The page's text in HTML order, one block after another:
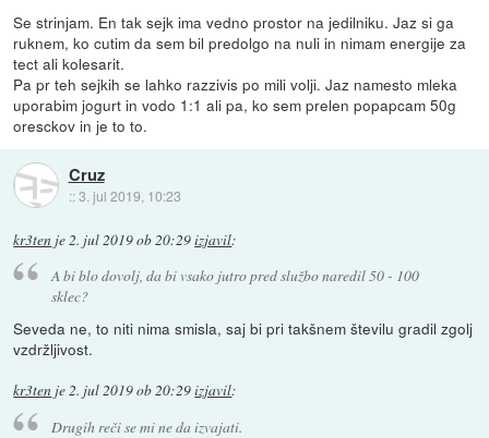
Se strinjam. En tak sejk ima vedno prostor na jedilniku. Jaz si ga
ruknem, ko cutim da sem bil predolgo na nuli in nimam energije za
tect ali kolesarit.
Pa pr teh sejkih se lahko razzivis po mili volji. Jaz namesto mleka
uporabim jogurt in vodo 1:1 ali pa, ko sem prelen popapcam 50g
oresckov in je to to.
Cruz
::3. jul 2019, 10:23
kr3ten je2. jul 2019 ob 20:29izjavil:
A bi blo dovolj, da bi vsako jutro pred službo naredil 50 - 100
sklec?
Seveda ne, to niti nima smisla, saj bi pri takšnem številu gradil zgolj
vzdržljivost.
kr3ten je2. jul 2019 ob 20:29izjavil:
Drugih reči se mi ne da izvajati.